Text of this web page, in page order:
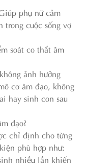
phụ nữ cảm
cuộc sống vợ
soát co thắt âm
ảnh hưởng
cơ âm đạo, không
hay sinh con sau
đạo?
chỉ định cho từng
phù hợp như:
nhiều lần khiến